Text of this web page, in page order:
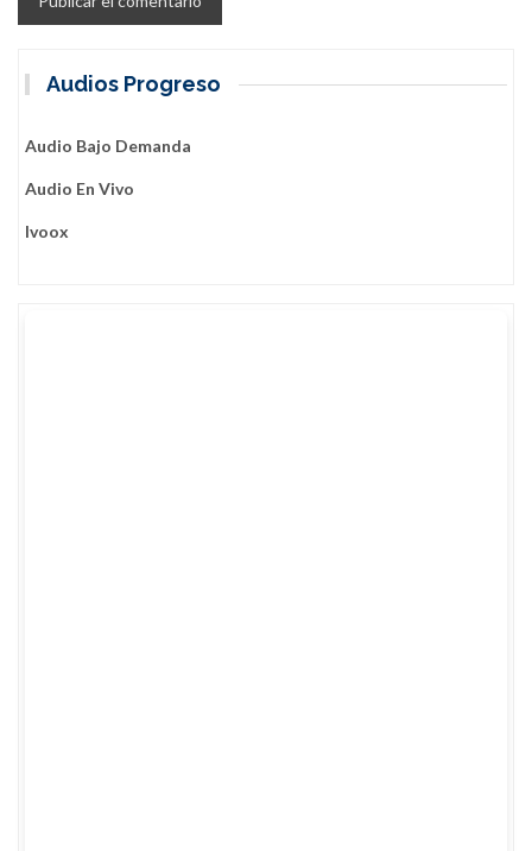
Audios Progreso
Audio Bajo Demanda
Audio En Vivo
Ivoox